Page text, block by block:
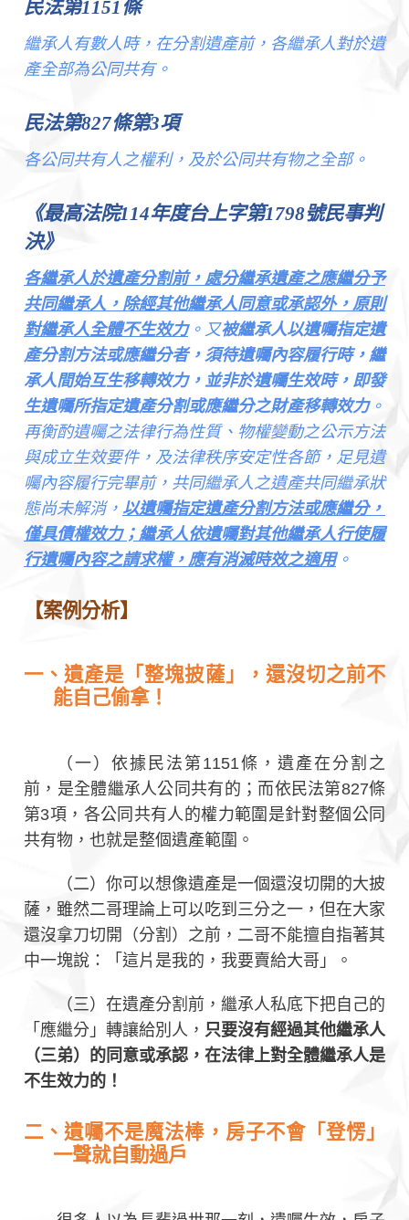
民法第1151條
繼承人有數人時，在分割遺產前，各繼承人對於遺
產全部為公同共有。
民法第827條第3項
各公同共有人之權利，及於公同共有物之全部。
《最高法院114年度台上字第1798號民事判
決》
各繼承人於遺產分割前，處分繼承遺產之應繼分予
共同繼承人，除經其他繼承人同意或承認外，原則
對繼承人全體不生效力。又被繼承人以遺囑指定遺
產分割方法或應繼分者，須待遺囑內容履行時，繼
承人間始互生移轉效力，並非於遺囑生效時，即發
生遺囑所指定遺產分割或應繼分之財產移轉效力。
再衡酌遺囑之法律行為性質、物權變動之公示方法
與成立生效要件，及法律秩序安定性各節，足見遺
囑內容履行完畢前，共同繼承人之遺產共同繼承狀
態尚未解消， 以遺囑指定遺產分割方法或應繼分，
僅具債權效力；繼承人依遺囑對其他繼承人行使履
行遺囑內容之請求權，應有消滅時效之適用。
【案例分析】
一、遺產是「整塊披薩」，還沒切之前不
能自己偷拿！
（一）依據民法第1151條，遺產在分割之
前，是全體繼承人公同共有的；而依民法第827條
第3項，各公同共有人的權力範圍是針對整個公同
共有物，也就是整個遺產範圍。
（二）你可以想像遺產是一個還沒切開的大披
薩，雖然二哥理論上可以吃到三分之一，但在大家
還沒拿刀切開（分割）之前，二哥不能擅自指著其
中一塊說：「這片是我的，我要賣給大哥」。
（三）在遺產分割前，繼承人私底下把自己的
「應繼分」轉讓給別人， 只要沒有經過其他繼承人
（三弟）的同意或承認，在法律上對全體繼承人是
不生效力的！
二、遺囑不是魔法棒，房子不會「登愣」
一聲就自動過戶